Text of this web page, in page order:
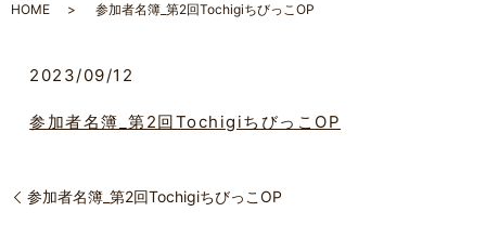
HOME 参加者名簿_第2回TochigiちびっこOP
2023/09/12
参加者名簿_第2回TochigiちびっこOP
参加者名簿_第2回TochigiちびっこOP